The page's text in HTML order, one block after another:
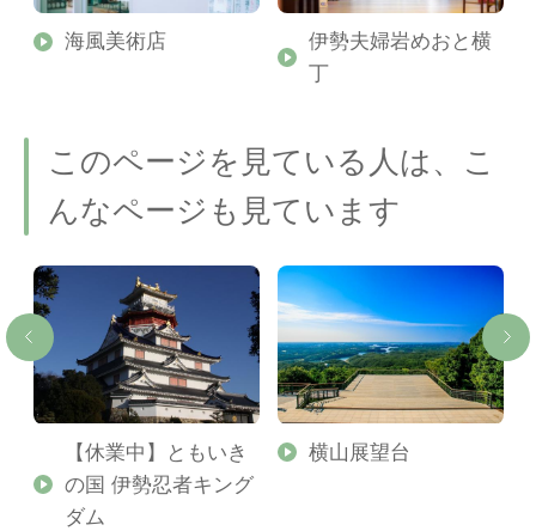
海風美術店
伊勢夫婦岩めおと横
丁
このページを見ている人は、こ
んなページも見ています
【休業中】ともいき
の国 伊勢忍者キング
ダム
横山展望台